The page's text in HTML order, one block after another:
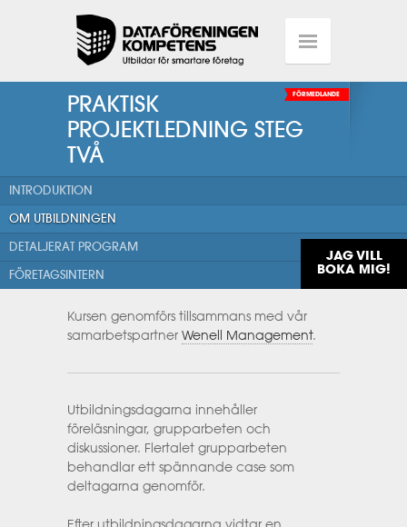
PRAKTISK
PROJEKTLEDNING STEG
TVÅ
FÖRMEDLANDE
INTRODUKTION
OM UTBILDNINGEN
DETALJERAT PROGRAM
FÖRETAGSINTERN
JAG VILL
BOKA MIG!
Kursen genomförs tillsammans med vår
samarbetspartner Wenell Management.
Utbildningsdagarna innehåller
föreläsningar, grupparbeten och
diskussioner. Flertalet grupparbeten
behandlar ett spännande case som
deltagarna genomför.